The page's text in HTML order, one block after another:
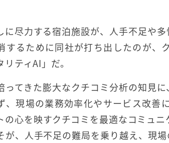
に尽力する宿泊施設が、人手不足や
するために同社が打ち出したのが、
リティAI」だ。
ってきた膨大なクチコミ分析の知見
、現場の業務効率化やサービス改
の心を映すクチコミを最適なコミュ
が、人手不足の難局を乗り越え、現